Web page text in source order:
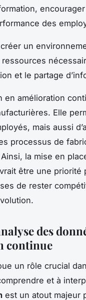
des
un
et le partage
en amélioration
Elle
mais aussi
processus de
la mise en
être une
de rester
des
continue
un rôle crucial
et à
est un atout majeur